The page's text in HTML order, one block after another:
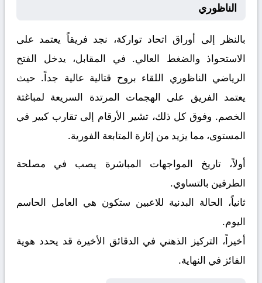
الناظوري
بالنظر إلى أوراق اتحاد تواركة، نجد فريقاً يعتمد على
الاستحواذ والضغط العالي. في المقابل، يدخل الفتح
الرياضي الناظوري اللقاء بروح قتالية عالية جداً. حيث
يعتمد الفريق على الهجمات المرتدة السريعة لمباغتة
الخصم. وفوق كل ذلك، تشير الأرقام إلى تقارب كبير في
المستوى، مما يزيد من إثارة المتابعة الفورية.
أولاً، تاريخ المواجهات المباشرة يصب في مصلحة
الطرفين بالتساوي.
ثانياً، الحالة البدنية للاعبين ستكون هي العامل الحاسم
اليوم.
أخيراً، التركيز الذهني في الدقائق الأخيرة قد يحدد هوية
الفائز في النهاية.